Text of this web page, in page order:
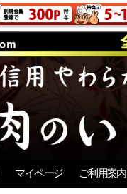
マイページ ご利用案内